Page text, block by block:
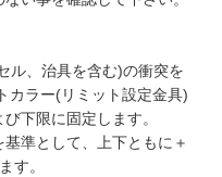
ル、治具を含む)の衝突を
カラー(リミット設定金具)
下限に固定します。
準として、上下ともに＋
す。